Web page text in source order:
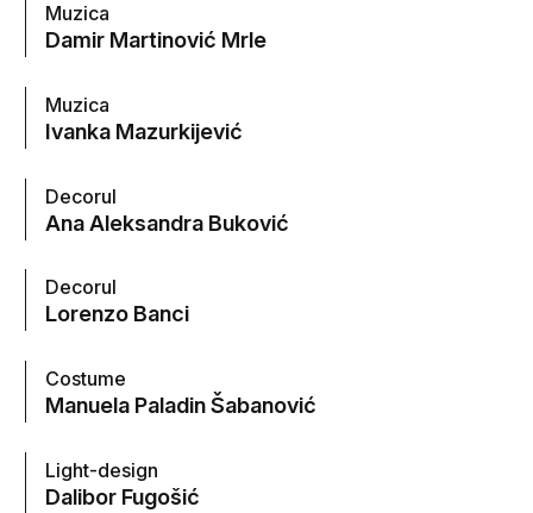
Muzica
Damir Martinović Mrle
Muzica
Ivanka Mazurkijević
Decorul
Ana Aleksandra Buković
Decorul
Lorenzo Banci
Costume
Manuela Paladin Šabanović
Light-design
Dalibor Fugošić